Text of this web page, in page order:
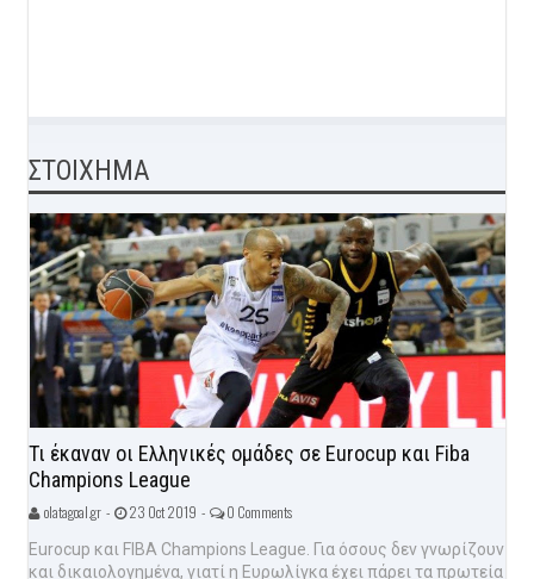
ΣΤΟΙΧΗΜΑ
Τι έκαναν οι Ελληνικές ομάδες σε Eurocup και Fiba
Champions League
olatagoal.gr - 23 Oct 2019 - 0 Comments
Eurocup και FIBA Champions League. Για όσους δεν γνωρίζουν
και δικαιολογημένα, γιατί η Ευρωλίγκα έχει πάρει τα πρωτεία